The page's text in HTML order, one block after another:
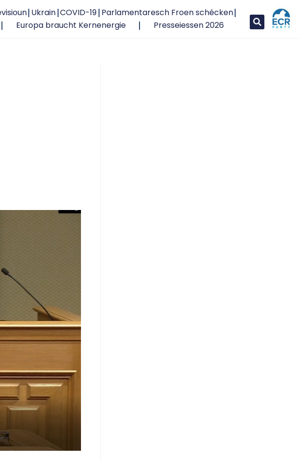
Ukrain COVID-19 Parlamentaresch Froen schécken
Europa braucht Kernenergie Presseiessen 2026